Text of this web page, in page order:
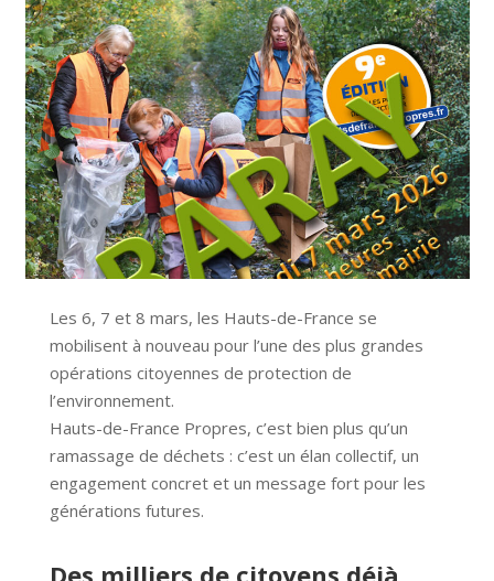
Les 6, 7 et 8 mars, les Hauts-de-France se
mobilisent à nouveau pour l’une des plus grandes
opérations citoyennes de protection de
l’environnement.
Hauts-de-France Propres, c’est bien plus qu’un
ramassage de déchets : c’est un élan collectif, un
engagement concret et un message fort pour les
générations futures.
Des milliers de citoyens déjà